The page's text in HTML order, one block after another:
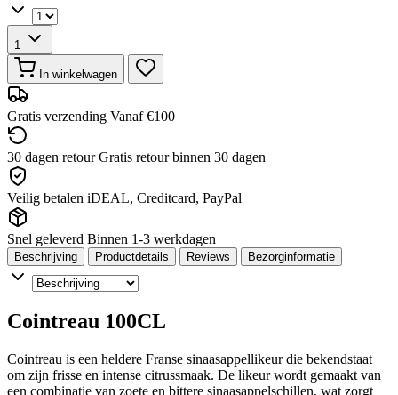
1
In winkelwagen
Gratis verzending Vanaf €100
30 dagen retour Gratis retour binnen 30 dagen
Veilig betalen iDEAL, Creditcard, PayPal
Snel geleverd Binnen 1-3 werkdagen
Beschrijving Productdetails Reviews Bezorginformatie
Cointreau 100CL
Cointreau is een heldere Franse sinaasappellikeur die bekendstaat
om zijn frisse en intense citrussmaak. De likeur wordt gemaakt van
een combinatie van zoete en bittere sinaasappelschillen, wat zorgt